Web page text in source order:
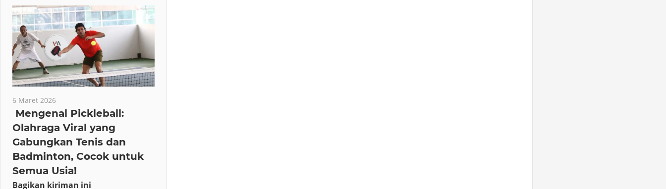
6 Maret 2026
Mengenal Pickleball:
Olahraga Viral yang
Gabungkan Tenis dan
Badminton, Cocok untuk
Semua Usia!
Bagikan kiriman ini